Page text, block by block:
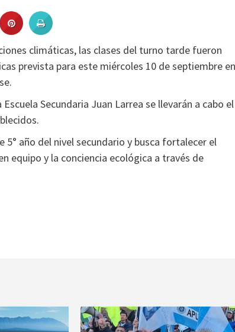
climáticas, las clases del turno tarde fueron
prevista para este miércoles 10 de septiembre en
Secundaria Juan Larrea se llevarán a cabo el
año del nivel secundario y busca fortalecer el
equipo y la conciencia ecológica a través de